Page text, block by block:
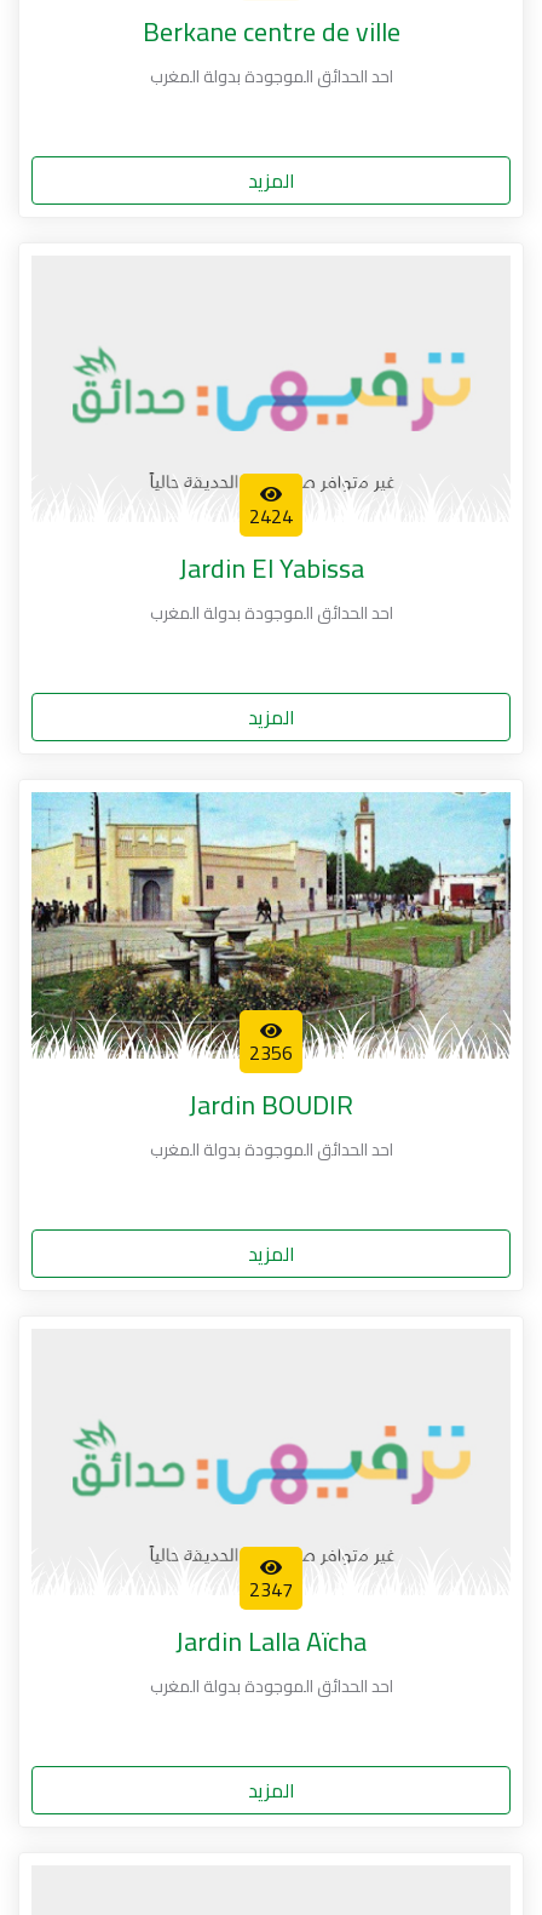
Berkane centre de ville
احد الحدائق الموجودة بدولة المغرب
المزيد
2424
Jardin El Yabissa
احد الحدائق الموجودة بدولة المغرب
المزيد
2356
Jardin BOUDIR
احد الحدائق الموجودة بدولة المغرب
المزيد
2347
Jardin Lalla Aïcha
احد الحدائق الموجودة بدولة المغرب
المزيد